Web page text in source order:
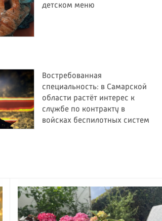
детском меню
Востребованная
специальность: в Самарской
области растёт интерес к
службе по контракту в
войсках беспилотных систем